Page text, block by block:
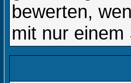
bewerten,
mit nur